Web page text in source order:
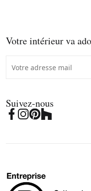
Votre intérieur va
Suivez-nous